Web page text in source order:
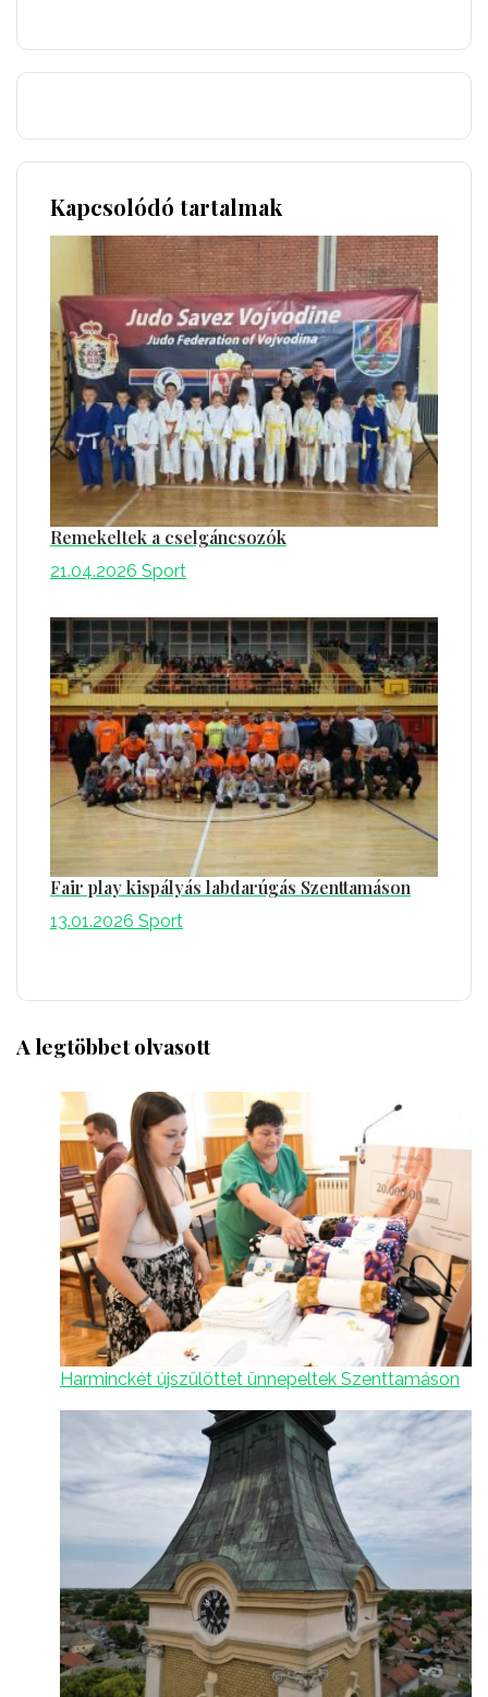
Kapcsolódó tartalmak
Remekeltek a cselgáncsozók
21.04.2026 Sport
Fair play kispályás labdarúgás Szenttamáson
13.01.2026 Sport
A legtöbbet olvasott
Harminckét újszülöttet ünnepeltek Szenttamáson